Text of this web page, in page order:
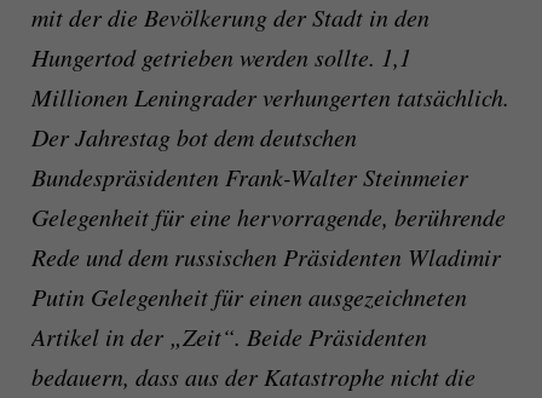
mit der die Bevölkerung der Stadt in den
Hungertod getrieben werden sollte. 1,1
Millionen Leningrader verhungerten tatsächlich.
Der Jahrestag bot dem deutschen
Bundespräsidenten Frank-Walter Steinmeier
Gelegenheit für eine hervorragende, berührende
Rede und dem russischen Präsidenten Wladimir
Putin Gelegenheit für einen ausgezeichneten
Artikel in der „Zeit“. Beide Präsidenten
bedauern, dass aus der Katastrophe nicht die